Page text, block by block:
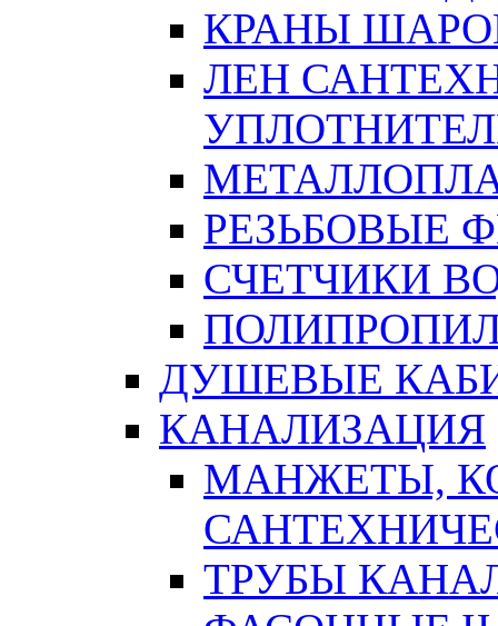
КРАНЫ
ЛЕН
РЕЗЬБОВЫЕ
СЧЕТЧИКИ
ДУШЕВЫЕ
КАНАЛИЗАЦИЯ
МАНЖЕТЫ,
ТРУБЫ